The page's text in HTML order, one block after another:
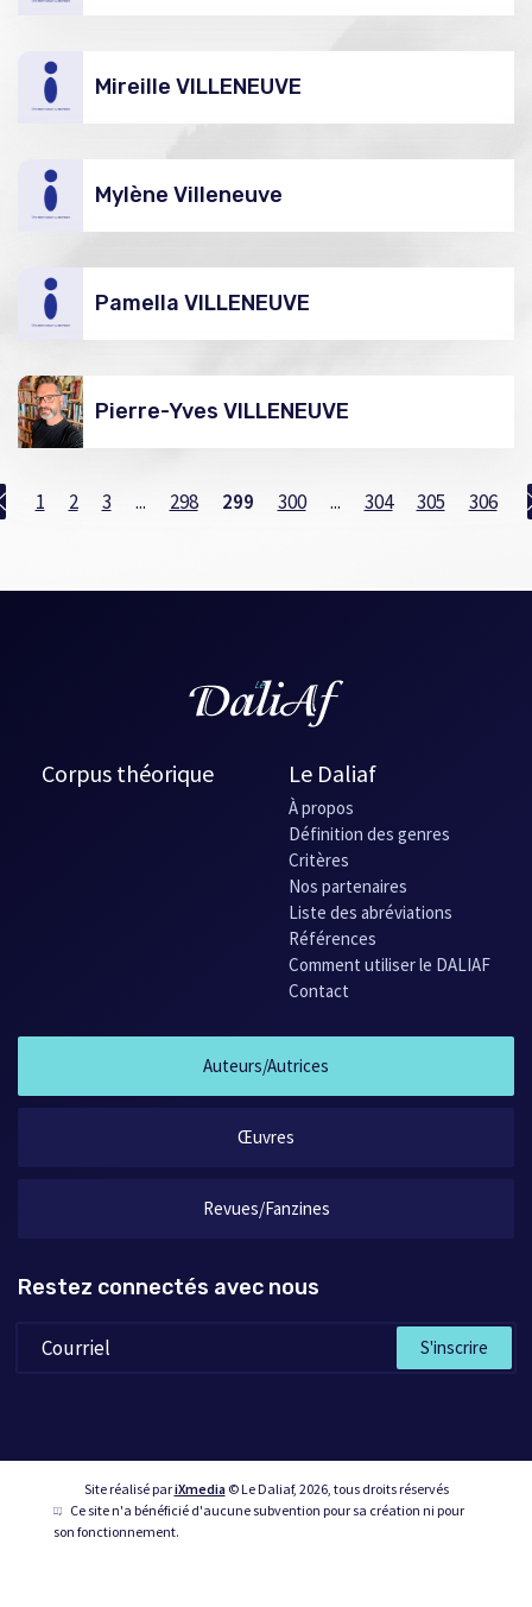
Mireille VILLENEUVE
Mylène Villeneuve
Pamella VILLENEUVE
Pierre-Yves VILLENEUVE
1 2 3 ... 298 299 300 ... 304 305 306
Corpus théorique Le Daliaf
À propos
Définition des genres
Critères
Nos partenaires
Liste des abréviations
Références
Comment utiliser le DALIAF
Contact
Auteurs/Autrices
Œuvres
Revues/Fanzines
Restez connectés avec nous
S'inscrire
Site réalisé pariXmedia© Le Daliaf, 2026, tous droits réservés
Ce site n'a bénéficié d'aucune subvention pour sa création ni pour
son fonctionnement.